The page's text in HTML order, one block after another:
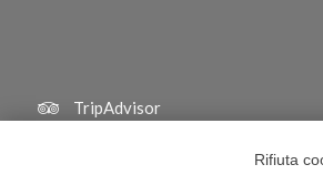
TripAdvisor
Rifiuta